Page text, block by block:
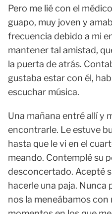
Pero me lié con el
guapo, muy joven y
frecuencia debido a mi
mantener tal amistad,
la puerta de atrás.
gustaba estar con él,
escuchar música.
Una mañana entré allí y
encontrarle. Le estuve
hasta que le vi en el
meando. Contemplé su
desconcertado. Acepté
hacerle una paja. Nunca
nos la meneábamos